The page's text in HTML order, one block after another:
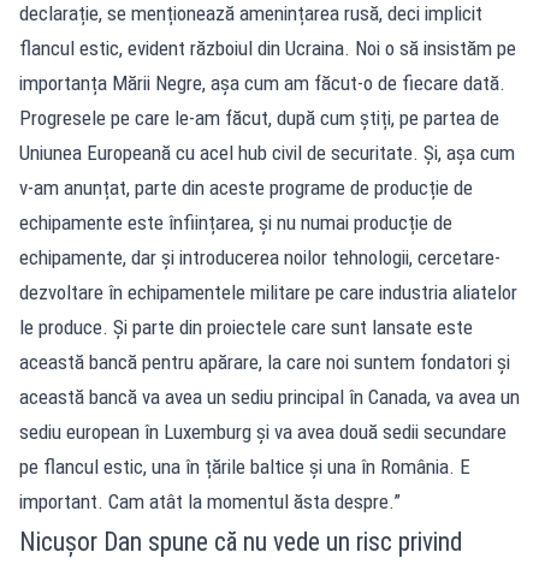
declarație, se menționează amenințarea rusă, deci implicit
flancul estic, evident războiul din Ucraina. Noi o să insistăm pe
importanța Mării Negre, așa cum am făcut-o de fiecare dată.
Progresele pe care le-am făcut, după cum știți, pe partea de
Uniunea Europeană cu acel hub civil de securitate. Și, așa cum
v-am anunțat, parte din aceste programe de producție de
echipamente este înființarea, și nu numai producție de
echipamente, dar și introducerea noilor tehnologii, cercetare-
dezvoltare în echipamentele militare pe care industria aliatelor
le produce. Și parte din proiectele care sunt lansate este
această bancă pentru apărare, la care noi suntem fondatori și
această bancă va avea un sediu principal în Canada, va avea un
sediu european în Luxemburg și va avea două sedii secundare
pe flancul estic, una în țările baltice și una în România. E
important. Cam atât la momentul ăsta despre.”
Nicușor Dan spune că nu vede un risc privind